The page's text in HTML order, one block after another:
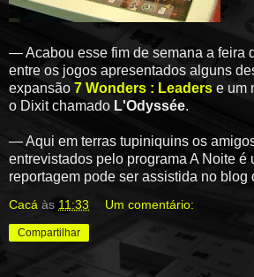
— Acabou esse fim de semana a feira
entre os jogos apresentados alguns
expansão 7 Wonders : Leaders e um
o Dixit chamado L'Odyssée.
— Aqui em terras tupiniquins os
entrevistados pelo programa A Noite é
reportagem pode ser assistida no blog
Cacá às 11:33 Um comentário:
Compartilhar